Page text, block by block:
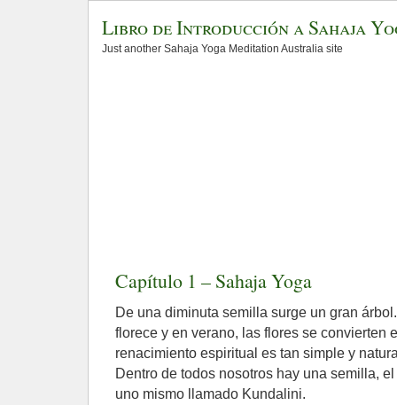
Libro de Introducción a Sahaja
Just another Sahaja Yoga Meditation Australia site
Capítulo 1 – Sahaja Yoga
De una diminuta semilla surge un gran
florece y en verano, las flores se convierten
renacimiento espiritual es tan simple y
Dentro de todos nosotros hay una semilla,
uno mismo llamado Kundalini.